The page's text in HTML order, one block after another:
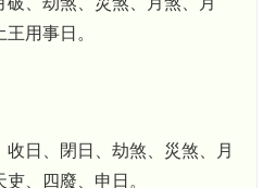
用事日。
日、閉日、劫煞、災煞、月
、四廢、申日。